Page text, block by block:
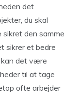
det
du skal
den samme
sikrer et bedre
kan det være
til at tage
ofte arbejder